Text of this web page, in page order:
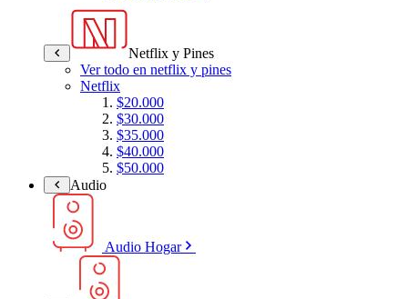
Netflix y Pines
Ver todo en netflix y pines
Netflix
$20.000
$30.000
$35.000
$40.000
$50.000
Audio
Audio Hogar